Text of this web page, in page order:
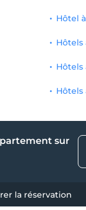
Hôtel
Hôtels
Hôtels
Hôtels
sur
la réservation